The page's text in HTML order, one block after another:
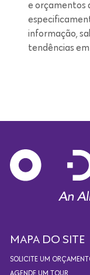
e orçamentos
informação,
tendências
MAPA DO SITE
SOLICITE UM
AGENDE UM TOUR